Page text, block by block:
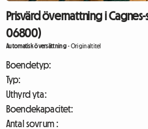
Prisvärd övernattning i Cagnes-
06800)
Automatisk översättning-Originaltitel
Boendetyp:
Typ:
Uthyrd yta:
Boendekapacitet:
Antal sovrum :